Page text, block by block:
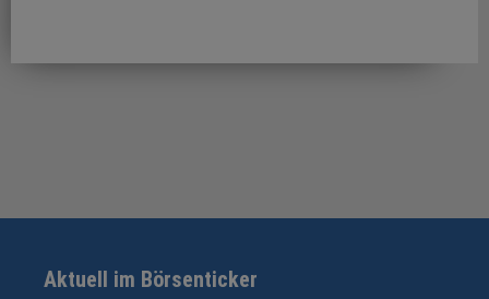
Aktuell im Börsenticker